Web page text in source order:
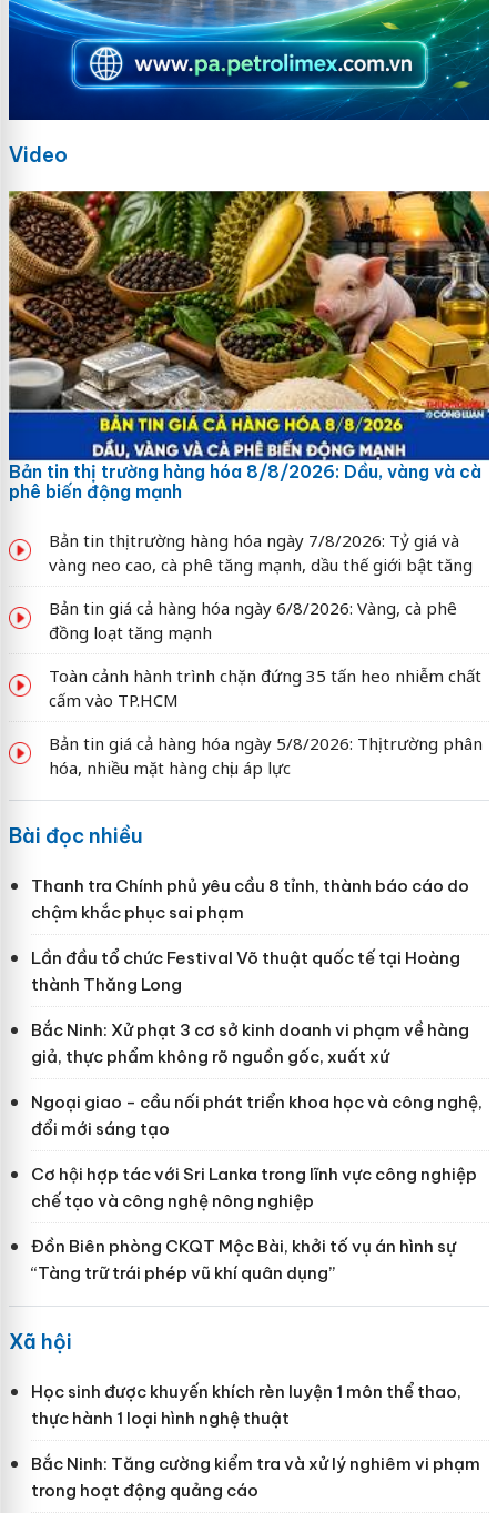
Video
Bản tin thị trường hàng hóa 8/8/2026: Dầu, vàng và cà
phê biến động mạnh
Bản tin thị trường hàng hóa ngày 7/8/2026: Tỷ giá và
vàng neo cao, cà phê tăng mạnh, dầu thế giới bật tăng
Bản tin giá cả hàng hóa ngày 6/8/2026: Vàng, cà phê
đồng loạt tăng mạnh
Toàn cảnh hành trình chặn đứng 35 tấn heo nhiễm chất
cấm vào TP.HCM
Bản tin giá cả hàng hóa ngày 5/8/2026: Thị trường phân
hóa, nhiều mặt hàng chịu áp lực
Bài đọc nhiều
Thanh tra Chính phủ yêu cầu 8 tỉnh, thành báo cáo do
chậm khắc phục sai phạm
Lần đầu tổ chức Festival Võ thuật quốc tế tại Hoàng
thành Thăng Long
Bắc Ninh: Xử phạt 3 cơ sở kinh doanh vi phạm về hàng
giả, thực phẩm không rõ nguồn gốc, xuất xứ
Ngoại giao - cầu nối phát triển khoa học và công nghệ,
đổi mới sáng tạo
Cơ hội hợp tác với Sri Lanka trong lĩnh vực công nghiệp
chế tạo và công nghệ nông nghiệp
Đồn Biên phòng CKQT Mộc Bài, khởi tố vụ án hình sự
“Tàng trữ trái phép vũ khí quân dụng”
Xã hội
Học sinh được khuyến khích rèn luyện 1 môn thể thao,
thực hành 1 loại hình nghệ thuật
Bắc Ninh: Tăng cường kiểm tra và xử lý nghiêm vi phạm
trong hoạt động quảng cáo